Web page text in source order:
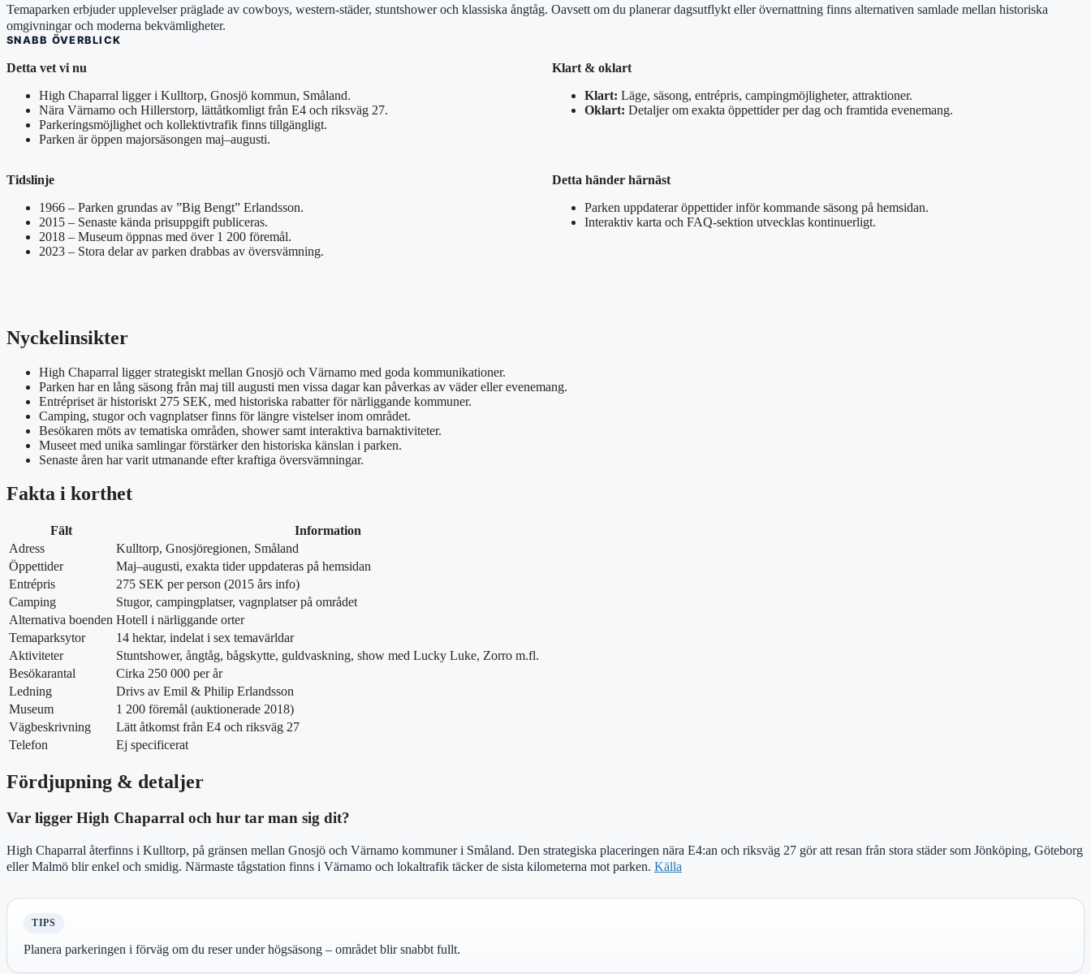
Temaparken erbjuder upplevelser präglade av cowboys, western-städer, stuntshower och klassiska ångtåg. Oavsett om du planerar dagsutflykt eller övernattning finns alternativen samlade mellan historiska
omgivningar och moderna bekvämligheter.
SNABB ÖVERBLICK
Detta vet vi nu
High Chaparral ligger i Kulltorp, Gnosjö kommun, Småland.
Nära Värnamo och Hillerstorp, lättåtkomligt från E4 och riksväg 27.
Parkeringsmöjlighet och kollektivtrafik finns tillgängligt.
Parken är öppen majorsäsongen maj–augusti.
Klart & oklart
Klart: Läge, säsong, entrépris, campingmöjligheter, attraktioner.
Oklart: Detaljer om exakta öppettider per dag och framtida evenemang.
Tidslinje
1966 – Parken grundas av ”Big Bengt” Erlandsson.
2015 – Senaste kända prisuppgift publiceras.
2018 – Museum öppnas med över 1 200 föremål.
2023 – Stora delar av parken drabbas av översvämning.
Detta händer härnäst
Parken uppdaterar öppettider inför kommande säsong på hemsidan.
Interaktiv karta och FAQ-sektion utvecklas kontinuerligt.
Nyckelinsikter
High Chaparral ligger strategiskt mellan Gnosjö och Värnamo med goda kommunikationer.
Parken har en lång säsong från maj till augusti men vissa dagar kan påverkas av väder eller evenemang.
Entrépriset är historiskt 275 SEK, med historiska rabatter för närliggande kommuner.
Camping, stugor och vagnplatser finns för längre vistelser inom området.
Besökaren möts av tematiska områden, shower samt interaktiva barnaktiviteter.
Museet med unika samlingar förstärker den historiska känslan i parken.
Senaste åren har varit utmanande efter kraftiga översvämningar.
Fakta i korthet
Fält
Information
Adress
Kulltorp, Gnosjöregionen, Småland
Öppettider
Maj–augusti, exakta tider uppdateras på hemsidan
Entrépris
275 SEK per person (2015 års info)
Camping
Stugor, campingplatser, vagnplatser på området
Alternativa boenden Hotell i närliggande orter
Temaparksytor
14 hektar, indelat i sex temavärldar
Aktiviteter
Stuntshower, ångtåg, bågskytte, guldvaskning, show med Lucky Luke, Zorro m.fl.
Besökarantal
Cirka 250 000 per år
Ledning
Drivs av Emil & Philip Erlandsson
Museum
1 200 föremål (auktionerade 2018)
Vägbeskrivning
Lätt åtkomst från E4 och riksväg 27
Telefon
Ej specificerat
Fördjupning & detaljer
Var ligger High Chaparral och hur tar man sig dit?
High Chaparral återfinns i Kulltorp, på gränsen mellan Gnosjö och Värnamo kommuner i Småland. Den strategiska placeringen nära E4:an och riksväg 27 gör att resan från stora städer som Jönköping, Göteborg
eller Malmö blir enkel och smidig. Närmaste tågstation finns i Värnamo och lokaltrafik täcker de sista kilometerna mot parken. Källa
TIPS
Planera parkeringen i förväg om du reser under högsäsong – området blir snabbt fullt.